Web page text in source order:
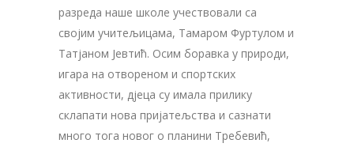
разреда наше школе учествовали са
својим учитељицама, Тамаром Фуртулом и
Татјаном Јевтић. Осим боравка у природи,
игара на отвореном и спортских
активности, дјеца су имала прилику
склапати нова пријатељства и сазнати
много тога новог о планини Требевић,